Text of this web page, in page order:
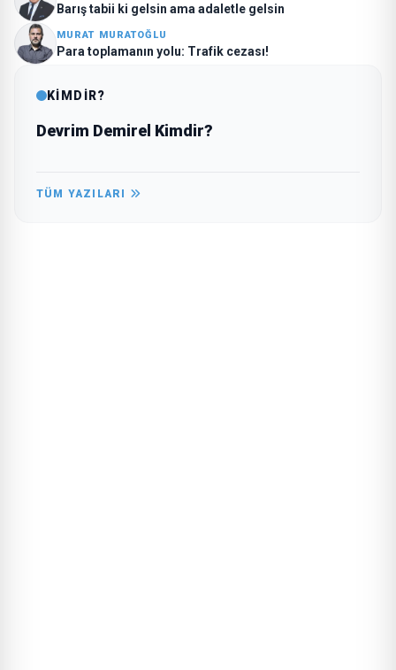
Barış tabii ki gelsin ama adaletle gelsin
MURAT MURATOĞLU
Para toplamanın yolu: Trafik cezası!
KİMDİR?
Devrim Demirel Kimdir?
TÜM YAZILARI